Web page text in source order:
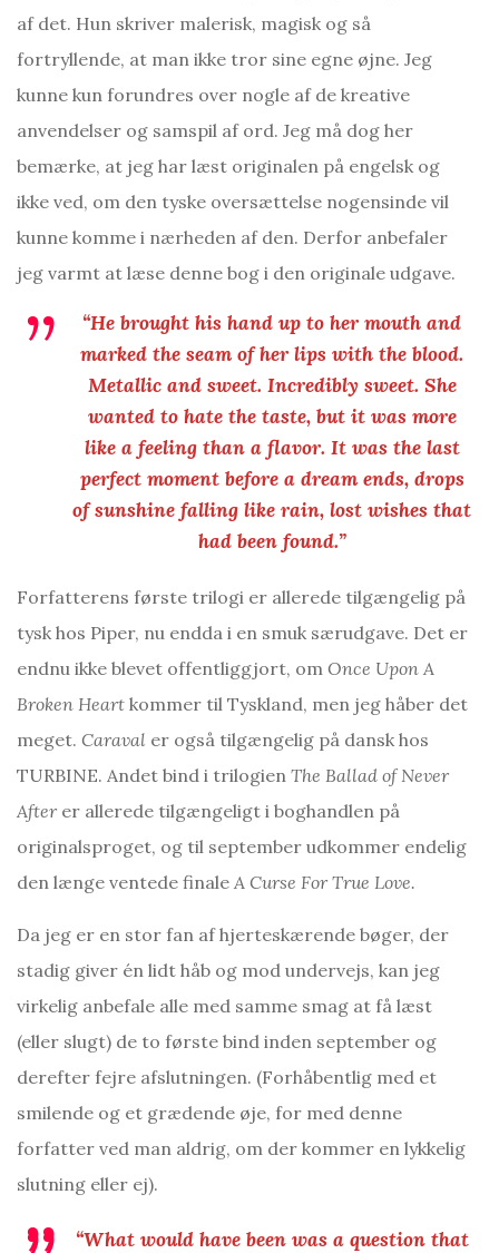
af det. Hun skriver malerisk, magisk og så
fortryllende, at man ikke tror sine egne øjne. Jeg
kunne kun forundres over nogle af de kreative
anvendelser og samspil af ord. Jeg må dog her
bemærke, at jeg har læst originalen på engelsk og
ikke ved, om den tyske oversættelse nogensinde vil
kunne komme i nærheden af den. Derfor anbefaler
jeg varmt at læse denne bog i den originale udgave.
“He brought his hand up to her mouth and
marked the seam of her lips with the blood.
Metallic and sweet. Incredibly sweet. She
wanted to hate the taste, but it was more
like a feeling than a flavor. It was the last
perfect moment before a dream ends, drops
of sunshine falling like rain, lost wishes that
had been found.”
Forfatterens første trilogi er allerede tilgængelig på
tysk hos Piper, nu endda i en smuk særudgave. Det er
endnu ikke blevet offentliggjort, om Once Upon A
Broken Heart kommer til Tyskland, men jeg håber det
meget. Caraval er også tilgængelig på dansk hos
TURBINE. Andet bind i trilogien The Ballad of Never
Afterer allerede tilgængeligt i boghandlen på
originalsproget, og til september udkommer endelig
den længe ventede finale A Curse For True Love.
Da jeg er en stor fan af hjerteskærende bøger, der
stadig giver én lidt håb og mod undervejs, kan jeg
virkelig anbefale alle med samme smag at få læst
(eller slugt) de to første bind inden september og
derefter fejre afslutningen. (Forhåbentlig med et
smilende og et grædende øje, for med denne
forfatter ved man aldrig, om der kommer en lykkelig
slutning eller ej).
“What would have been was a question that